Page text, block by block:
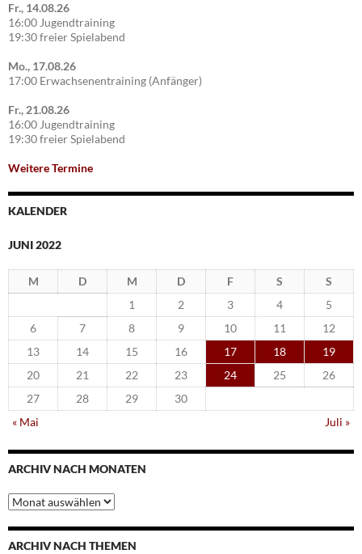
Fr., 14.08.26
16:00 Jugendtraining
19:30 freier Spielabend
Mo., 17.08.26
17:00 Erwachsenentraining (Anfänger)
Fr., 21.08.26
16:00 Jugendtraining
19:30 freier Spielabend
Weitere Termine
KALENDER
JUNI 2022
M D M D F S
S
1
2 3 4
5
6
7 8 9 10 11
12
13
14 15 16 17 18
19
20
21 22 23 24 25
26
27
28 29
30
« Mai
Juli »
ARCHIV NACH MONATEN
Archiv
nach
Monaten
ARCHIV NACH THEMEN